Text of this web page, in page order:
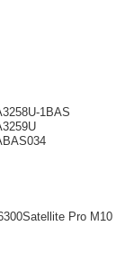
1BAS
Satellite Pro M10